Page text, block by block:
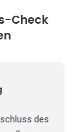
Check
des